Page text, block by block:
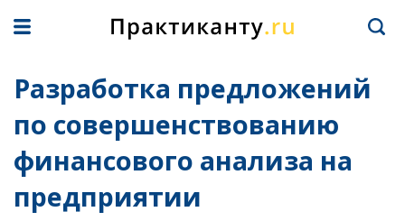
Разработка предложений
по совершенствованию
финансового анализа на
предприятии